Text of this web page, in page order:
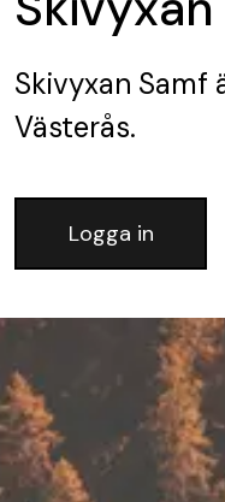
Skivyxan Samf
Västerås.
Logga in